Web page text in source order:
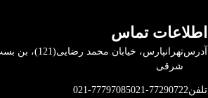
اطلاعات تماس
آدرس
شرقی
تلفن021-77290722
021-77797085